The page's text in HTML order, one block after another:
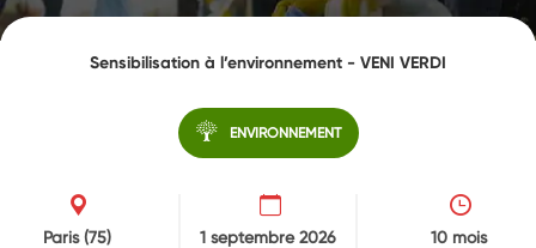
Sensibilisation à l’environnement - VENI VERDI
ENVIRONNEMENT
Paris(75) 1 septembre 2026 10 mois